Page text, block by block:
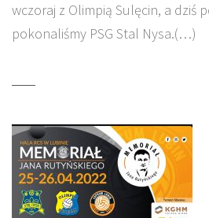
wczoraj z Olimpią Sulęcin, a dziś
pokonaliśmy PSG Stal Nysa.(…)